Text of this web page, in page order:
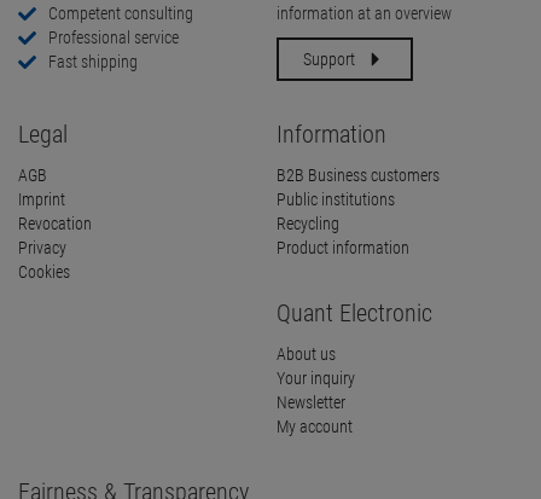
Competent consulting
Professional service
Fast shipping
information at an overview
Support
Legal
AGB
Imprint
Revocation
Privacy
Cookies
Information
B2B Business customers
Public institutions
Recycling
Product information
Quant Electronic
About us
Your inquiry
Newsletter
My account
Fairness & Transparency